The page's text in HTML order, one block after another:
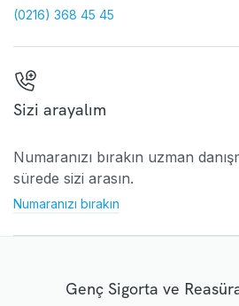
(0216) 368 45 45
Sizi arayalım
Numaranızı bırakın uzman
sürede sizi arasın.
Numaranızı bırakın
Genç Sigorta ve